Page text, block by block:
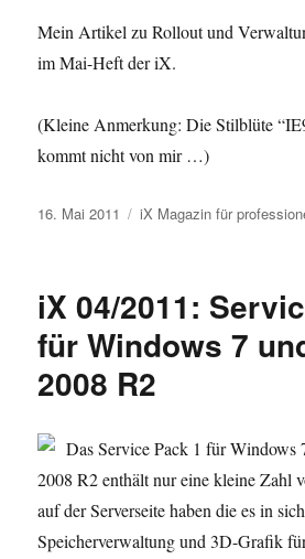
Mein Artikel zu Rollout und
im Mai-Heft der iX.
(Kleine Anmerkung: Die Stilblüte
kommt nicht von mir …)
Veröffentlicht
16. Mai 2011 Kategorien
iX Magazin für
iX 04/2011:
für Windows 7
2008 R2
Das Service Pack 1 für Windows
2008 R2 enthält nur eine kleine Zahl
auf der Serverseite haben die es in
Speicherverwaltung und 3D-Grafik